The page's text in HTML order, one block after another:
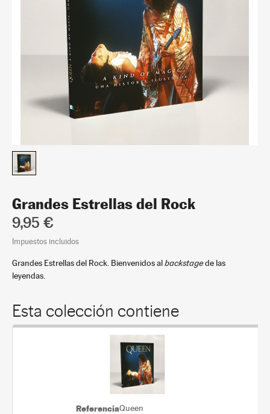
Grandes Estrellas del Rock
9,95 €
Impuestos incluidos
Grandes Estrellas del Rock. Bienvenidos albackstagede las
leyendas.
Esta colección contiene
Queen